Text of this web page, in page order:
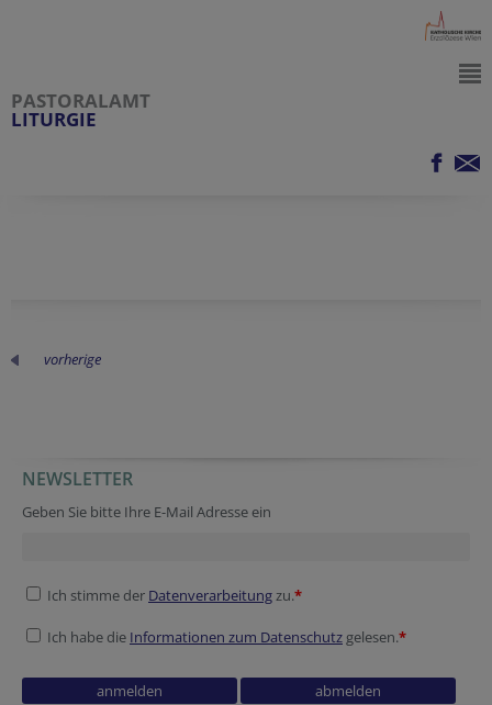
PASTORALAMT
LITURGIE
vorherige
NEWSLETTER
Geben Sie bitte Ihre E-Mail Adresse ein
Ich stimme der Datenverarbeitungzu.*
Ich habe die Informationen zum Datenschutz gelesen.*